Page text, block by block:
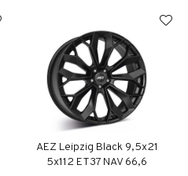
AEZ Leipzig Black 9,5x21
5x112 ET37 NAV 66,6